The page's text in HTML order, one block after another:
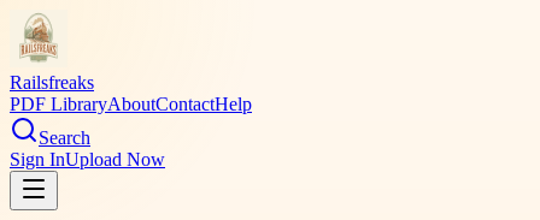
Railsfreaks
PDF LibraryAboutContactHelp
Search
Sign InUpload Now